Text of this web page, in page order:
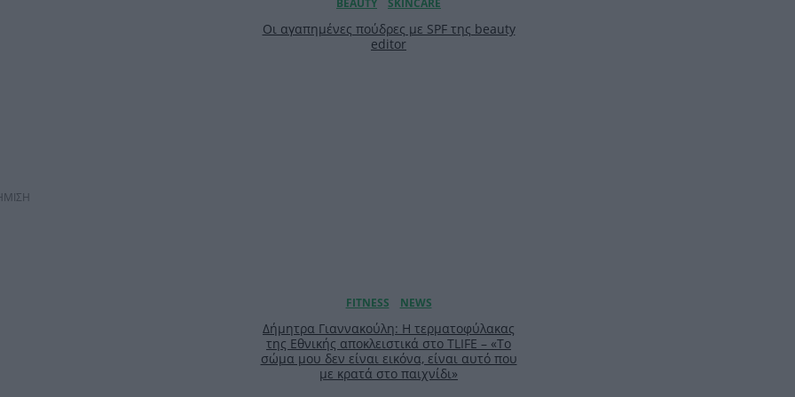
Οι αγαπημένες πούδρες με SPF της beauty
editor
Δήμητρα Γιαννακούλη: Η τερματοφύλακας
της Εθνικής αποκλειστικά στο TLIFE – «Το
σώμα μου δεν είναι εικόνα, είναι αυτό που
με κρατά στο παιχνίδι»